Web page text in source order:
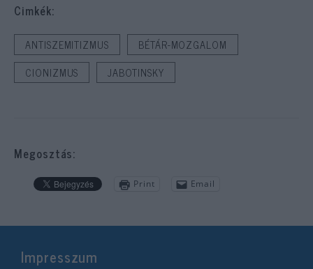
Cimkék:
ANTISZEMITIZMUS
BÉTÁR-MOZGALOM
CIONIZMUS
JABOTINSKY
Megosztás:
Print Email
Impresszum